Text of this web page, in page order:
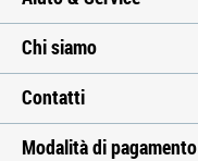
Chi siamo
Contatti
Modalità di pagamento